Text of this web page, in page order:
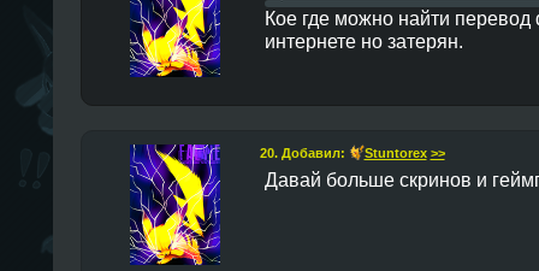
Кое где можно найти перевод
интернете но затерян.
20. Добавил: Stuntorex >>
Давай больше скринов и